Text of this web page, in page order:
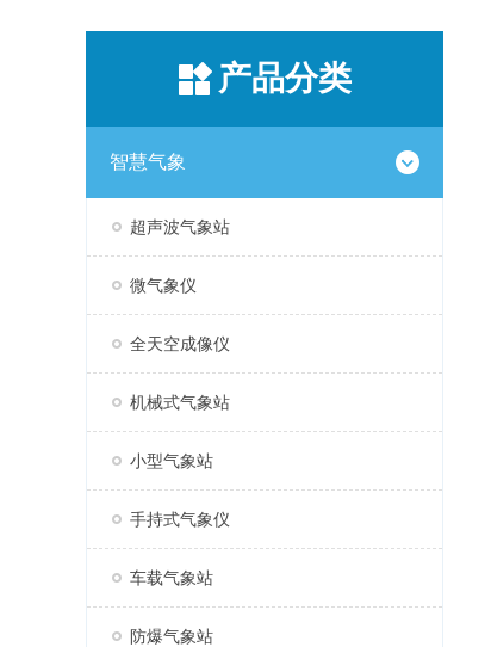
产品分类
智慧气象
超声波气象站
微气象仪
全天空成像仪
机械式气象站
小型气象站
手持式气象仪
车载气象站
防爆气象站